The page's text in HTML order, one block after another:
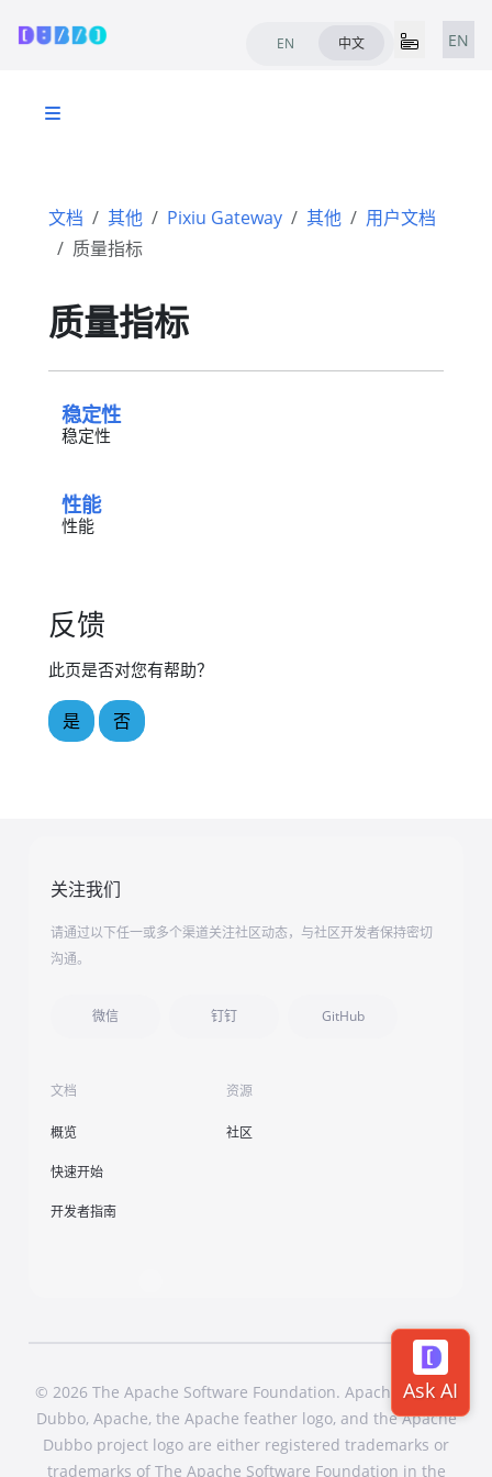
EN 中文 EN
文档 其他 Pixiu Gateway 其他
用户文档
质量指标
质量指标
稳定性
稳定性
性能
性能
反馈
此页是否对您有帮助？
是 否
关注我们
请通过以下任一或多个渠道关注社区动态，与社区开发者保持密切
沟通。
微信 钉钉 GitHub
文档
概览
快速开始
开发者指南
资源
社区
© 2026 The Apache Software Foundation. Apache Dubbo,
Dubbo, Apache, the Apache feather logo, and the Apache
Dubbo project logo are either registered trademarks or
trademarks of The Apache Software Foundation in the